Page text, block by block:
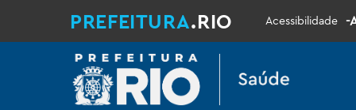
PREFEITURA.RIO Acessibilidade -